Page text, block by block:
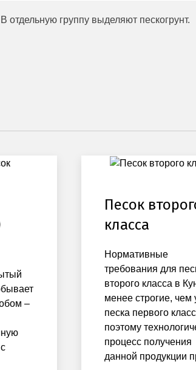
группу выделяют пескогрунт.
–
Песок
класса
Нормативные
требования для
второго класса в
менее строгие, чем
песка первого
поэтому
процесс получения
данной продукции